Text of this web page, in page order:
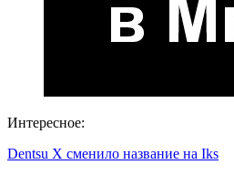
Интересное:
Dentsu X сменило название на Iks